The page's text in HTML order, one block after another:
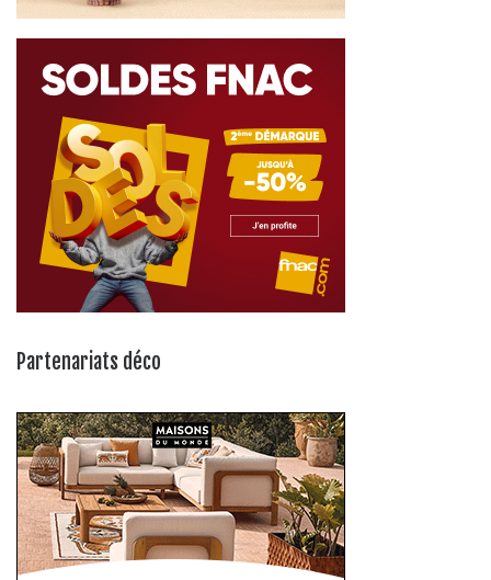
Partenariats déco